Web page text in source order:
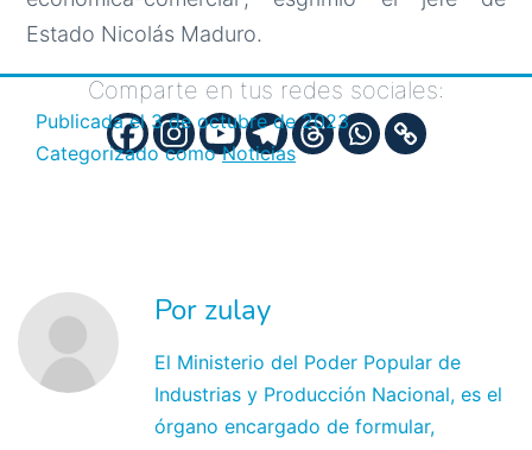
Estado Nicolás Maduro.
Comparte en tus redes sociales:
Publicada el 3 de octubre de 2023
Categorizado comoNoticias
Por zulay
El Ministerio del Poder Popular de
Industrias y Producción Nacional, es el
órgano encargado de formular,